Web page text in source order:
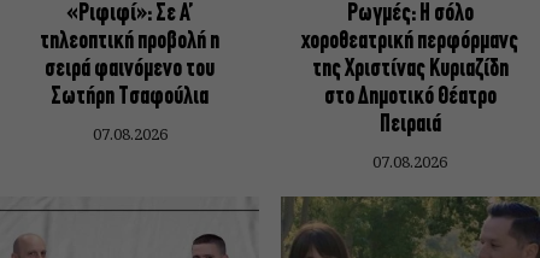
«Ριφιφί»: Σε Α’
τηλεοπτική προβολή η
σειρά φαινόμενο του
Σωτήρη Τσαφούλια
07.08.2026
Ρωγμές: Η σόλο
χοροθεατρική περφόρμανς
της Χριστίνας Κυριαζίδη
στο Δημοτικό Θέατρο
Πειραιά
07.08.2026